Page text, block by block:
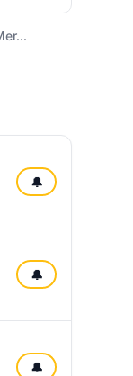
🔔
🔔
🔔